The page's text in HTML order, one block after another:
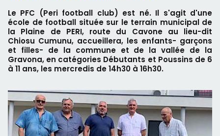
Le PFC (Peri football club) est né. Il s'agit d'une
école de football située sur le terrain municipal de
la Plaine de PERI, route du Cavone au lieu-dit
Chiosu Cumunu, accueillera, les enfants- garçons
et filles- de la commune et de la vallée de la
Gravona, en catégories Débutants et Poussins de 6
à 11 ans, les mercredis de 14h30 à 16h30.